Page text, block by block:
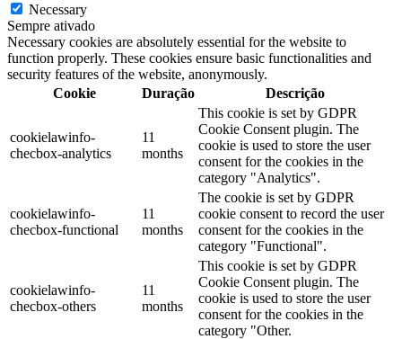
Necessary
Sempre ativado
Necessary cookies are absolutely essential for the website to
function properly. These cookies ensure basic functionalities and
security features of the website, anonymously.
Cookie
Duração Descrição
cookielawinfo-
checbox-analytics
11
months
This cookie is set by GDPR
Cookie Consent plugin. The
cookie is used to store the user
consent for the cookies in the
category "Analytics".
cookielawinfo-
checbox-functional
11
months
The cookie is set by GDPR
cookie consent to record the user
consent for the cookies in the
category "Functional".
cookielawinfo-
checbox-others
11
months
This cookie is set by GDPR
Cookie Consent plugin. The
cookie is used to store the user
consent for the cookies in the
category "Other.